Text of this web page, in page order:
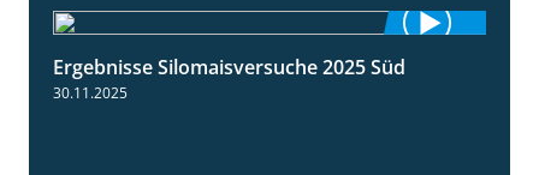
Ergebnisse Silomaisversuche 2025 Süd
30.11.2025